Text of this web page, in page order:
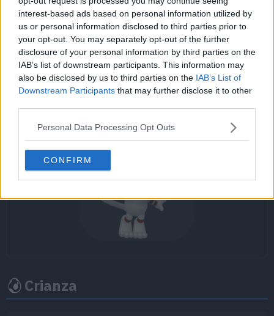
interest-based ads based on personal information utilized by
us or personal information disclosed to third parties prior to
your opt-out. You may separately opt-out of the further
disclosure of your personal information by third parties on the
IAB’s list of downstream participants. This information may
also be disclosed by us to third parties on the IAB’s List of
Downstream Participants that may further disclose it to other
Personal Data Processing Opt Outs
CONFIRM
Descripción
Cadena evolutiva
Smeargle
Crianza